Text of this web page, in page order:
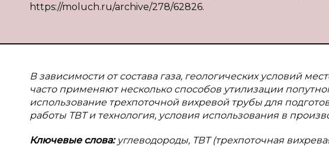
https://moluch.ru/archive/278/62826.
В зависимости от состава газа, геологических условий
часто применяют несколько способов утилизации
использование трехпоточной вихревой трубы для
работы ТВТ и технология, условия использования в
Ключевые слова: углеводороды, ТВТ (трехпоточная